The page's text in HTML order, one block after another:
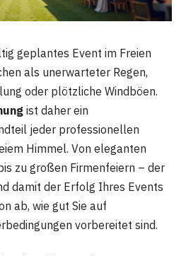
geplantes Event im Freien
als unerwarteter Regen,
oder plötzliche Windböen.
ist daher ein
jeder professionellen
Himmel. Von eleganten
zu großen Firmenfeiern – der
damit der Erfolg Ihres Events
ab, wie gut Sie auf
vorbereitet sind.